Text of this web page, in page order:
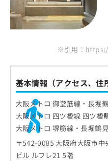
※引用：
基本情報（アクセス、住
大阪メトロ 御堂筋線・長堀
大阪メトロ 四ツ橋線 四ツ橋
大阪メトロ 堺筋線・長堀鶴
〒542-0085 大阪府大阪市
ビル ルフレ21 5階